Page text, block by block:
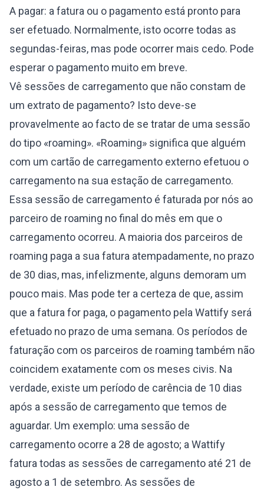
A pagar: a fatura ou o pagamento está pronto para
ser efetuado. Normalmente, isto ocorre todas as
segundas-feiras, mas pode ocorrer mais cedo. Pode
esperar o pagamento muito em breve.
Vê sessões de carregamento que não constam de
um extrato de pagamento? Isto deve-se
provavelmente ao facto de se tratar de uma sessão
do tipo «roaming». «Roaming» significa que alguém
com um cartão de carregamento externo efetuou o
carregamento na sua estação de carregamento.
Essa sessão de carregamento é faturada por nós ao
parceiro de roaming no final do mês em que o
carregamento ocorreu. A maioria dos parceiros de
roaming paga a sua fatura atempadamente, no prazo
de 30 dias, mas, infelizmente, alguns demoram um
pouco mais. Mas pode ter a certeza de que, assim
que a fatura for paga, o pagamento pela Wattify será
efetuado no prazo de uma semana. Os períodos de
faturação com os parceiros de roaming também não
coincidem exatamente com os meses civis. Na
verdade, existe um período de carência de 10 dias
após a sessão de carregamento que temos de
aguardar. Um exemplo: uma sessão de
carregamento ocorre a 28 de agosto; a Wattify
fatura todas as sessões de carregamento até 21 de
agosto a 1 de setembro. As sessões de